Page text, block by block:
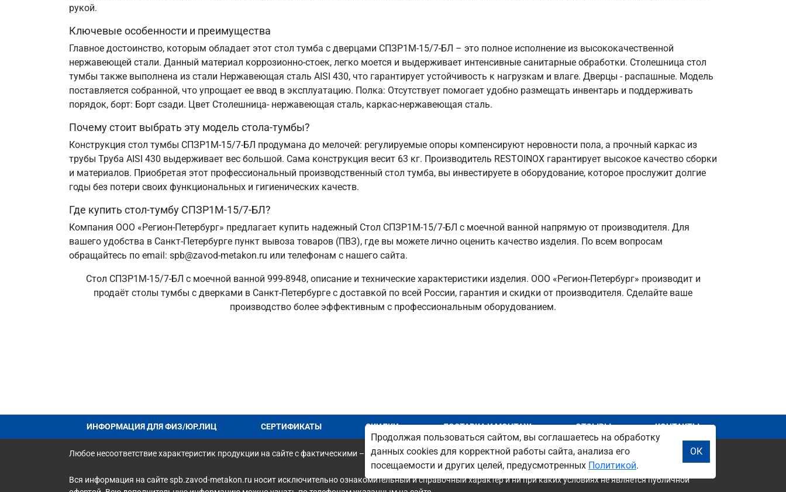
рукой.
Ключевые особенности и преимущества
Главное достоинство, которым обладает этот стол тумба с дверцами СПЗР1М-15/7-БЛ – это полное исполнение из высококачественной
нержавеющей стали. Данный материал коррозионно-стоек, легко моется и выдерживает интенсивные санитарные обработки. Столешница стол
тумбы также выполнена из стали Нержавеющая сталь AISI 430, что гарантирует устойчивость к нагрузкам и влаге. Дверцы - распашные. Модель
поставляется собранной, что упрощает ее ввод в эксплуатацию. Полка: Отсутствует помогает удобно размещать инвентарь и поддерживать
порядок, борт: Борт сзади. Цвет Столешница- нержавеющая сталь, каркас-нержавеющая сталь.
Почему стоит выбрать эту модель стола-тумбы?
Конструкция стол тумбы СПЗР1М-15/7-БЛ продумана до мелочей: регулируемые опоры компенсируют неровности пола, а прочный каркас из
трубы Труба AISI 430 выдерживает вес большой. Сама конструкция весит 63 кг. Производитель RESTOINOX гарантирует высокое качество сборки
и материалов. Приобретая этот профессиональный производственный стол тумба, вы инвестируете в оборудование, которое прослужит долгие
годы без потери своих функциональных и гигиенических качеств.
Где купить стол-тумбу СПЗР1М-15/7-БЛ?
Компания ООО «Регион-Петербург» предлагает купить надежный Стол СПЗР1М-15/7-БЛ с моечной ванной напрямую от производителя. Для
вашего удобства в Санкт‑Петербурге пункт вывоза товаров (ПВЗ), где вы можете лично оценить качество изделия. По всем вопросам
обращайтесь по email: spb@zavod-metakon.ru или телефонам с нашего сайта.
Стол СПЗР1М-15/7-БЛ с моечной ванной 999-8948, описание и технические характеристики изделия. ООО «Регион-Петербург» производит и
продаёт столы тумбы с дверками в Санкт‑Петербурге с доставкой по всей России, гарантия и скидки от производителя. Сделайте ваше
производство более эффективным с профессиональным оборудованием.
ИНФОРМАЦИЯ ДЛЯ ФИЗ/ЮР.ЛИЦ СЕРТИФИКАТЫ СКИДКИ ДОСТАВКА И МОНТАЖ ОТЗЫВЫ КОНТАКТЫ
Любое несоответствие характеристик продукции на сайте с фактическими – является опечаткой.
Вся информация на сайте spb.zavod-metakon.ru носит исключительно ознакомительный и справочный характер и ни при каких условиях не является публичной
Продолжая пользоваться сайтом, вы соглашаетесь на обработку
данных cookies для корректной работы сайта, анализа его
посещаемости и других целей, предусмотренных Политикой.
ОК